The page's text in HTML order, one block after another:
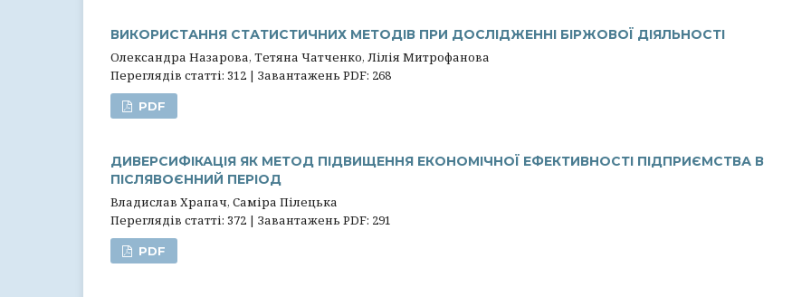
ВИКОРИСТАННЯ СТАТИСТИЧНИХ МЕТОДІВ ПРИ ДОСЛІДЖЕННІ БІРЖОВОЇ ДІЯЛЬНОСТІ
Олександра Назарова, Тетяна Чатченко, Лілія Митрофанова
Переглядів статті: 312 | Завантажень PDF: 268
PDF
ДИВЕРСИФІКАЦІЯ ЯК МЕТОД ПІДВИЩЕННЯ ЕКОНОМІЧНОЇ ЕФЕКТИВНОСТІ ПІДПРИЄМСТВА В
ПІСЛЯВОЄННИЙ ПЕРІОД
Владислав Храпач, Саміра Пілецька
Переглядів статті: 372 | Завантажень PDF: 291
PDF